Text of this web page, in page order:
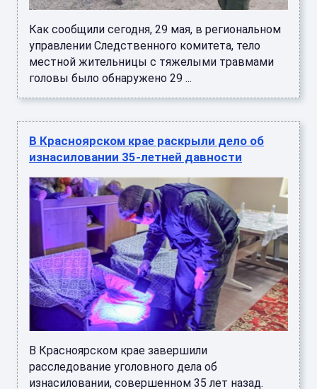
Как сообщили сегодня, 29 мая, в региональном
управлении Следственного комитета, тело
местной жительницы с тяжелыми травмами
головы было обнаружено 29 ...
В Красноярском крае раскрыли дело об
изнасиловании 35-летней давности
В Красноярском крае завершили
расследование уголовного дела об
изнасиловании, совершенном 35 лет назад.